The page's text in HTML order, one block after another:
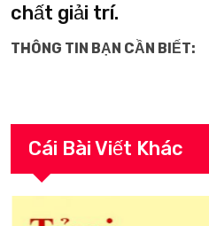
chất giải trí.
THÔNG TIN BẠN CẦN BIẾT:
Cái Bài Viết Khác